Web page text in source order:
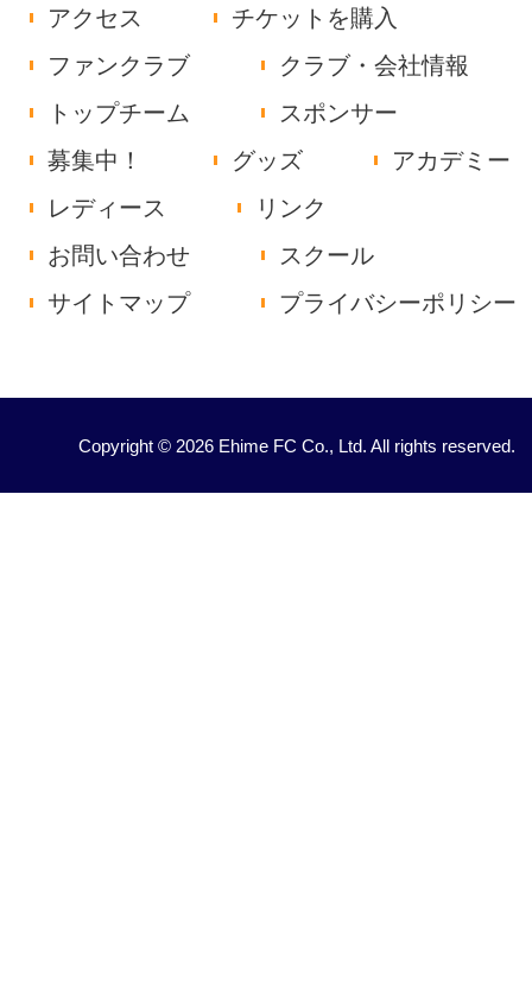
アクセス
チケットを購入
ファンクラブ
クラブ・会社情報
トップチーム
スポンサー
募集中！
グッズ
アカデミー
レディース
リンク
お問い合わせ
スクール
サイトマップ
プライバシーポリシー
Copyright © 2026 Ehime FC Co., Ltd. All rights reserved.